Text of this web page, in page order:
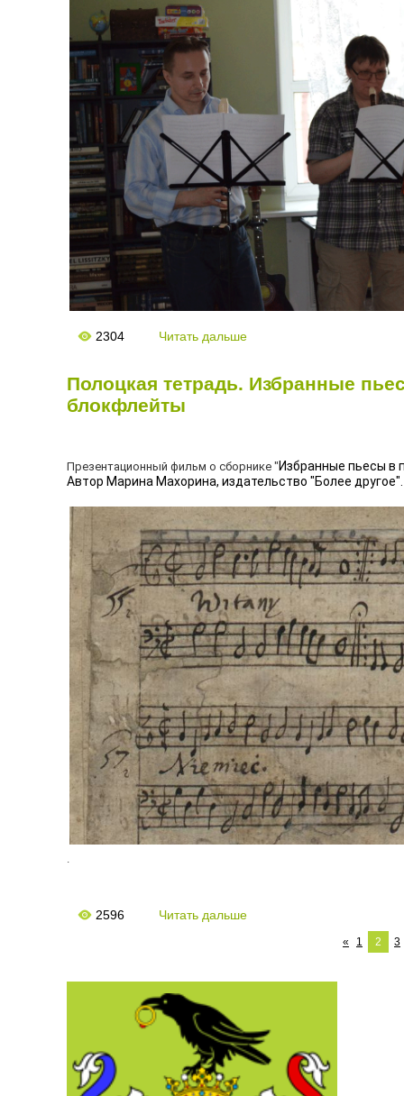
2304 Читать дальше
Полоцкая тетрадь. Избранные
блокфлейты
Презентационный фильм о сборнике " Избранные пьесы в
Автор Марина Махорина, издательство "Более другое".
.
2596 Читать дальше
« 1 2 3